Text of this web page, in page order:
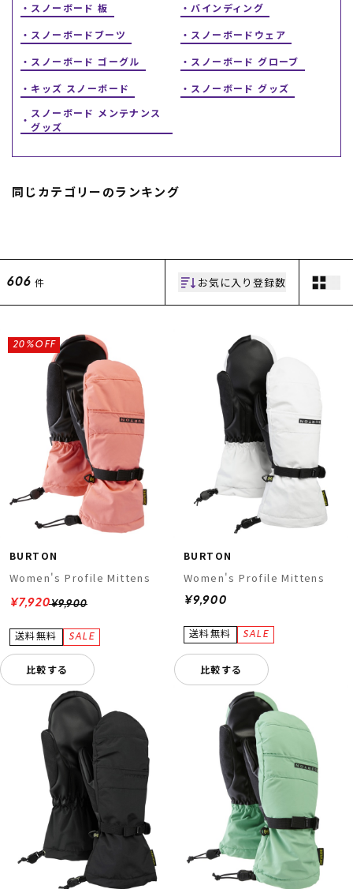
ブランド一覧
スタッフスナップ
ー
お問い合わせ
ムラサキスポーツ 公式アプリ
ポイント・クーポンもこのアプリで！
スノーボード 板
バインディング
スノーボードブーツ
スノーボードウェア
スノーボード ゴーグル
スノーボード グローブ
キッズ スノーボード
スノーボード グッズ
スノーボード メンテナンス
グッズ
同じカテゴリーのランキング
606 件 お気に入り登録数
BURTON
Women's Profile Mittens
¥9,900
20%OFF
¥7,920
比較する
BURTON
Women's Profile Mittens
¥9,900
比較する